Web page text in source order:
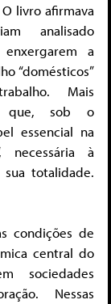
livro afirmava
analisado
a
“domésticos”
Mais
que, sob o
essencial na
necessária à
totalidade.
condições de
central do
sociedades
Nessas